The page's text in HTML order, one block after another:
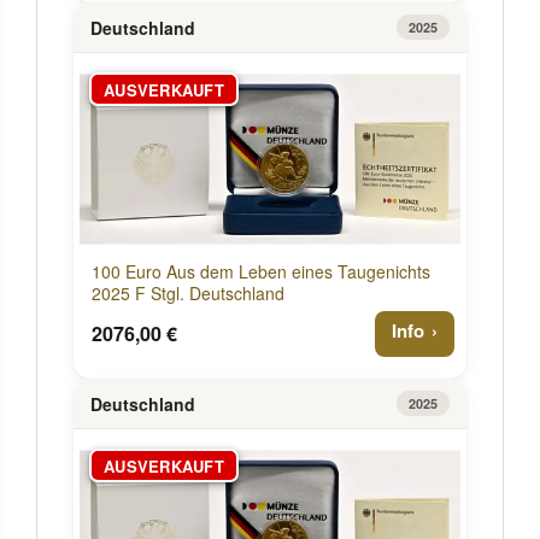
Deutschland 2025
AUSVERKAUFT
100 Euro Aus dem Leben eines Taugenichts
2025 F Stgl. Deutschland
2076,00 € Info
Deutschland 2025
AUSVERKAUFT